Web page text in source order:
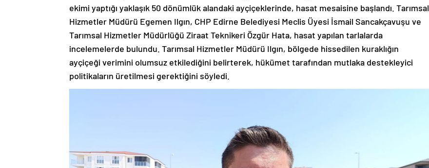
ekimi yaptığı yaklaşık 50 dönümlük alandaki ayçiçeklerinde, hasat mesaisine başlandı. Tarımsal
Hizmetler Müdürü Egemen Ilgın, CHP Edirne Belediyesi Meclis Üyesi İsmail Sancakçavuşu ve
Tarımsal Hizmetler Müdürlüğü Ziraat Teknikeri Özgür Hata, hasat yapılan tarlalarda
incelemelerde bulundu. Tarımsal Hizmetler Müdürü Ilgın, bölgede hissedilen kuraklığın
ayçiçeği verimini olumsuz etkilediğini belirterek, hükümet tarafından mutlaka destekleyici
politikaların üretilmesi gerektiğini söyledi.